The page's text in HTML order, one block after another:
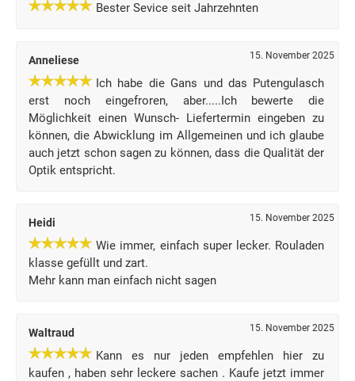
Bester Sevice seit Jahrzehnten
Anneliese 15. November 2025
Ich habe die Gans und das Putengulasch
erst noch eingefroren, aber.....Ich bewerte die
Möglichkeit einen Wunsch- Liefertermin eingeben zu
können, die Abwicklung im Allgemeinen und ich glaube
auch jetzt schon sagen zu können, dass die Qualität der
Optik entspricht.
Heidi 15. November 2025
Wie immer, einfach super lecker. Rouladen
klasse gefüllt und zart.
Mehr kann man einfach nicht sagen
Waltraud 15. November 2025
Kann es nur jeden empfehlen hier zu
kaufen , haben sehr leckere sachen . Kaufe jetzt immer